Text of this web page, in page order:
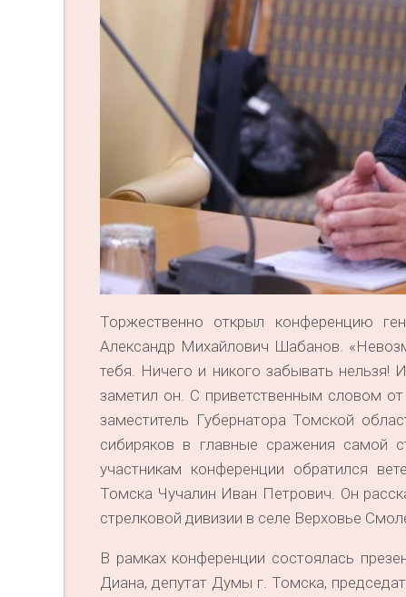
Торжественно открыл конференцию
Александр Михайлович Шабанов.
тебя. Ничего и никого забывать
заметил он. С приветственным словом
заместитель Губернатора Томской
сибиряков в главные сражения самой
участникам конференции обратился
Томска Чучалин Иван Петрович. Он
стрелковой дивизии в селе Верховье
В рамках конференции состоялась
Диана, депутат Думы г. Томска,